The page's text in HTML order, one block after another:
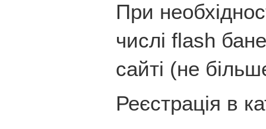
При
числі flash
сайті (не
Реєстрація в